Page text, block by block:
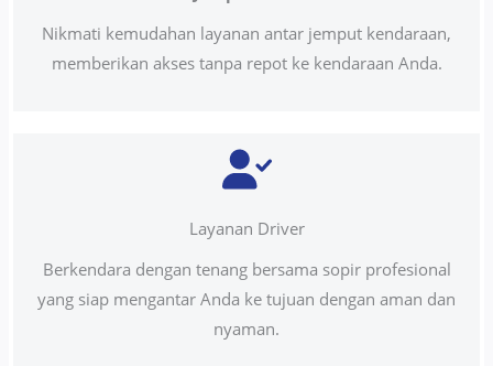
Nikmati kemudahan layanan antar jemput kendaraan,
memberikan akses tanpa repot ke kendaraan Anda.
Layanan Driver
Berkendara dengan tenang bersama sopir profesional
yang siap mengantar Anda ke tujuan dengan aman dan
nyaman.